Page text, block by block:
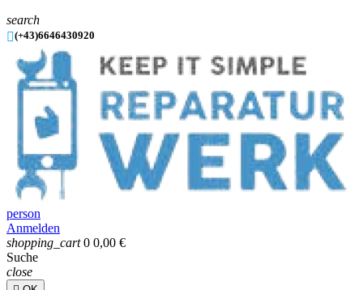
search
(+43)6646430920
person
Anmelden
shopping_cart 0 0,00 €
Suche
close